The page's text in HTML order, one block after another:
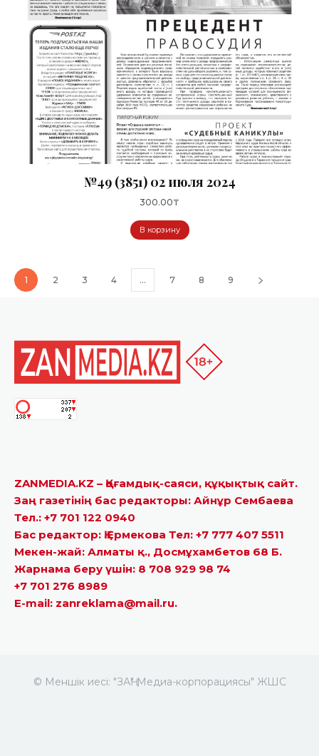
№49 (3851) 02 июля 2024
300.00₸
В корзину
1 2 3 4 … 7 8 9
ZANMEDIA.KZ – Қоғамдық-саяси, құқықтық сайт.
Заң газетінің бас редакторы: Айнұр Сембаева
Тел.: +7 701 122 0940
Бас редактор: Қ.Ермекова Тел: +7 777 407 5511
Мекен-жай: Алматы қ., Досмұхамбетов 68 Б.
Жарнама беру үшін: 8 708 929 98 74
+7 701 276 8989
E-mail: zanreklama@mail.ru.
© Меншік иесі: "ЗАҢ" Медиа-корпорациясы" ЖШС